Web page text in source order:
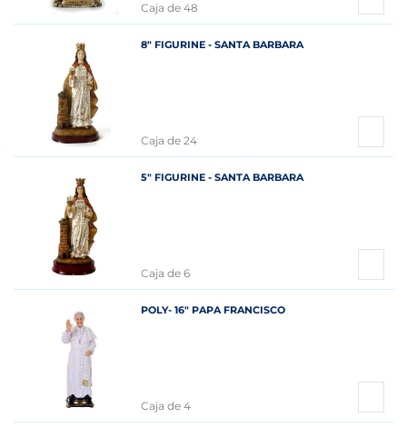
Caja de 48
8" FIGURINE - SANTA BARBARA
Caja de 24
5" FIGURINE - SANTA BARBARA
Caja de 6
POLY- 16" PAPA FRANCISCO
Caja de 4